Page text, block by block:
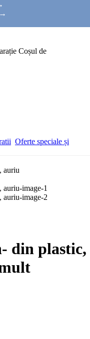
Coșul de
Oferte speciale și
- din plastic,